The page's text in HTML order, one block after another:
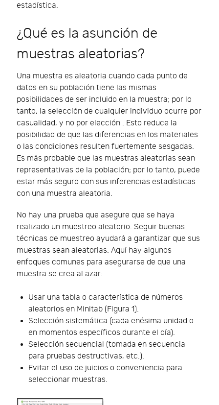
estadística.
¿Qué es la asunción de
muestras aleatorias?
Una muestra es aleatoria cuando cada punto de
datos en su población tiene las mismas
posibilidades de ser incluido en la muestra; por lo
tanto, la selección de cualquier individuo ocurre por
casualidad, y no por elección . Esto reduce la
posibilidad de que las diferencias en los materiales
o las condiciones resulten fuertemente sesgadas.
Es más probable que las muestras aleatorias sean
representativas de la población; por lo tanto, puede
estar más seguro con sus inferencias estadísticas
con una muestra aleatoria.
No hay una prueba que asegure que se haya
realizado un muestreo aleatorio. Seguir buenas
técnicas de muestreo ayudará a garantizar que sus
muestras sean aleatorias. Aquí hay algunos
enfoques comunes para asegurarse de que una
muestra se crea al azar:
Usar una tabla o característica de números
aleatorios en Minitab (Figura 1).
Selección sistemática (cada enésima unidad o
en momentos específicos durante el día).
Selección secuencial (tomada en secuencia
para pruebas destructivas, etc.).
Evitar el uso de juicios o conveniencia para
seleccionar muestras.